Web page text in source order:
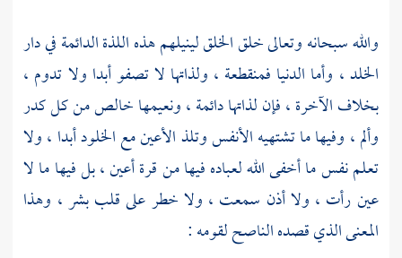
والله سبحانه وتعالى خلق الخلق لينيلهم هذه اللذة الدائمة في دار
الخلد ، وأما الدنيا فمنقطعة ، ولذاتها لا تصفو أبدا ولا تدوم ،
بخلاف الآخرة ، فإن لذاتها دائمة ، ونعيمها خالص من كل كدر
وألم ، وفيها ما تشتهيه الأنفس وتلذ الأعين مع الخلود أبدا ، ولا
تعلم نفس ما أخفى الله لعباده فيها من قرة أعين ، بل فيها ما لا
عين رأت ، ولا أذن سمعت ، ولا خطر على قلب بشر ، وهذا
المعنى الذي قصده الناصح لقومه :